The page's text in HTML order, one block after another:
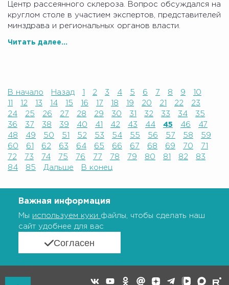
Центр рассеянного склероза. Вопрос обсуждался на
круглом столе в участием экспертов, представителей
минздрава и региональных органов власти.
Читать далее...
В начало Назад 2 3 4 5 6 7 8 9
10
12 13 14 15 16 17 18 19 20 21 22
23
24
25 26 27 28 29 30 31 32 33 34
35
36
37 38 39 40 41 42 43 44 45 46
47
48
49 50 51 52 53 54 55 56 57 58
59
60
61 62 63 64 65 66 67 68 69 70
71
72
73 74 75 76 77 78 79 80 81 82
83
84
85 Дальше В конец
Важная информация
Мы используем куки файлы, чтобы сделать наш
сайт удобнее для вас
Согласен